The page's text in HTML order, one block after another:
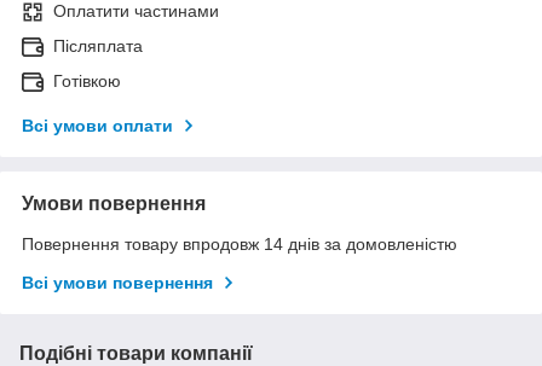
Оплатити частинами
Післяплата
Готівкою
Всі умови оплати
Умови повернення
Повернення товару впродовж 14 днів за домовленістю
Всі умови повернення
Подібні товари компанії